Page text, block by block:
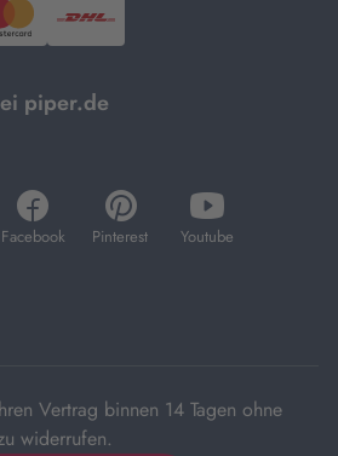
und
DHL.
piper.de
Facebook
öffnet
in
Pinterest
öffnet
in
Youtube
öffnet
in
Vertrag binnen 14 Tagen ohne
widerrufen.